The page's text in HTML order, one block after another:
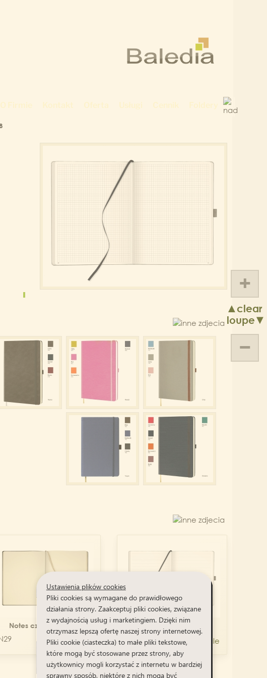
Ustawienia plików cookies
Pliki cookies są wymagane do prawidłowego
działania strony. Zaakceptuj pliki cookies, związane
z wydajnością usług i marketingiem. Dzięki nim
otrzymasz lepszą ofertę naszej strony internetowej.
Pliki cookie (ciasteczka) to małe pliki tekstowe,
które mogą być stosowane przez strony, aby
użytkownicy mogli korzystać z internetu w bardziej
+
▲clear
loupe▼
−
Notes czysty A4 - N29 Notes linia A4 - PN27
PN27